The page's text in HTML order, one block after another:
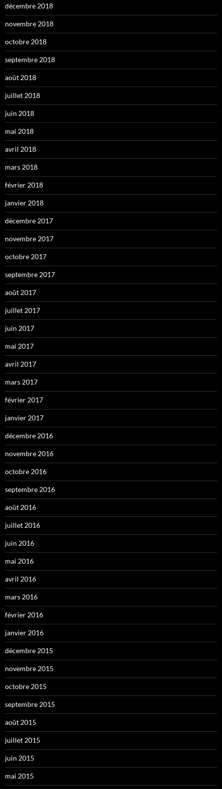
décembre 2018
novembre 2018
octobre 2018
septembre 2018
août 2018
juillet 2018
juin 2018
mai 2018
avril 2018
mars 2018
février 2018
janvier 2018
décembre 2017
novembre 2017
octobre 2017
septembre 2017
août 2017
juillet 2017
juin 2017
mai 2017
avril 2017
mars 2017
février 2017
janvier 2017
décembre 2016
novembre 2016
octobre 2016
septembre 2016
août 2016
juillet 2016
juin 2016
mai 2016
avril 2016
mars 2016
février 2016
janvier 2016
décembre 2015
novembre 2015
octobre 2015
septembre 2015
août 2015
juillet 2015
juin 2015
mai 2015